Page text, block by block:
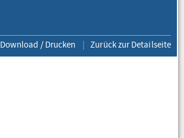
Download / Drucken Zurück zur Detailseite